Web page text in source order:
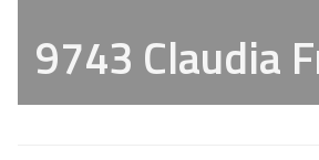
9743 Claudia